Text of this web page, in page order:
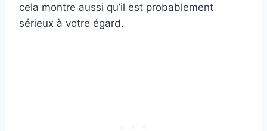
cela montre aussi qu’il est probablement
sérieux à votre égard.